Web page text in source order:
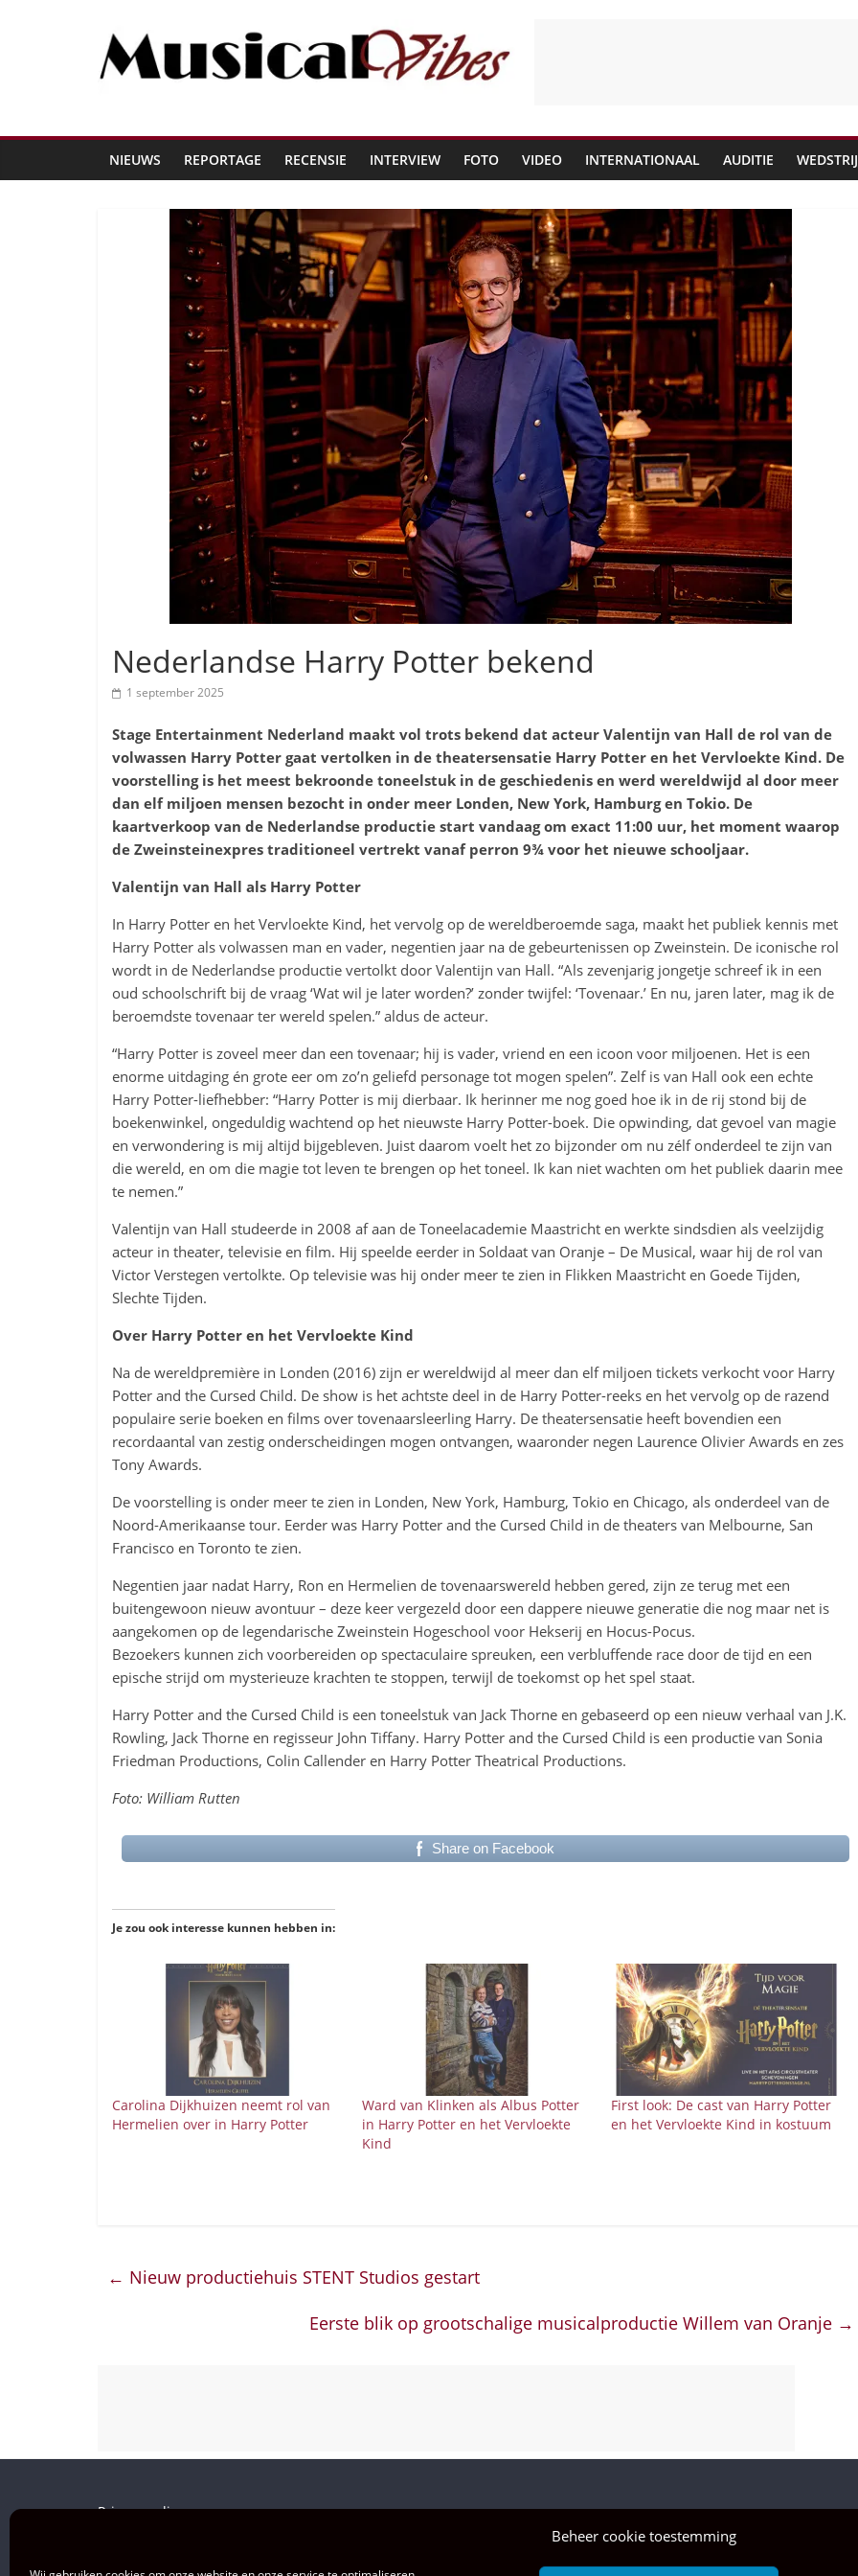
Beheer cookie toestemming
NIEUWS REPORTAGE RECENSIE INTERVIEW FOTO VIDEO INTERNATIONAAL AUDITIE
Nederlandse Harry Potter bekend
1 september 2025
Stage Entertainment Nederland maakt vol trots bekend dat acteur Valentijn van Hall de rol van de
volwassen Harry Potter gaat vertolken in de theatersensatie Harry Potter en het Vervloekte Kind. De
voorstelling is het meest bekroonde toneelstuk in de geschiedenis en werd wereldwijd al door meer
dan elf miljoen mensen bezocht in onder meer Londen, New York, Hamburg en Tokio. De
kaartverkoop van de Nederlandse productie start vandaag om exact 11:00 uur, het moment waarop
de Zweinsteinexpres traditioneel vertrekt vanaf perron 9¾ voor het nieuwe schooljaar.
Valentijn van Hall als Harry Potter
In Harry Potter en het Vervloekte Kind, het vervolg op de wereldberoemde saga, maakt het publiek kennis met
Harry Potter als volwassen man en vader, negentien jaar na de gebeurtenissen op Zweinstein. De iconische rol
wordt in de Nederlandse productie vertolkt door Valentijn van Hall. “Als zevenjarig jongetje schreef ik in een
oud schoolschrift bij de vraag ‘Wat wil je later worden?’ zonder twijfel: ‘Tovenaar.’ En nu, jaren later, mag ik de
beroemdste tovenaar ter wereld spelen.” aldus de acteur.
“Harry Potter is zoveel meer dan een tovenaar; hij is vader, vriend en een icoon voor miljoenen. Het is een
enorme uitdaging én grote eer om zo’n geliefd personage tot mogen spelen”. Zelf is van Hall ook een echte
Harry Potter-liefhebber: “Harry Potter is mij dierbaar. Ik herinner me nog goed hoe ik in de rij stond bij de
boekenwinkel, ongeduldig wachtend op het nieuwste Harry Potter-boek. Die opwinding, dat gevoel van magie
en verwondering is mij altijd bijgebleven. Juist daarom voelt het zo bijzonder om nu zélf onderdeel te zijn van
die wereld, en om die magie tot leven te brengen op het toneel. Ik kan niet wachten om het publiek daarin mee
te nemen.”
Valentijn van Hall studeerde in 2008 af aan de Toneelacademie Maastricht en werkte sindsdien als veelzijdig
acteur in theater, televisie en film. Hij speelde eerder in Soldaat van Oranje – De Musical, waar hij de rol van
Victor Verstegen vertolkte. Op televisie was hij onder meer te zien in Flikken Maastricht en Goede Tijden,
Slechte Tijden.
Over Harry Potter en het Vervloekte Kind
Na de wereldpremière in Londen (2016) zijn er wereldwijd al meer dan elf miljoen tickets verkocht voor Harry
Potter and the Cursed Child. De show is het achtste deel in de Harry Potter-reeks en het vervolg op de razend
populaire serie boeken en films over tovenaarsleerling Harry. De theatersensatie heeft bovendien een
recordaantal van zestig onderscheidingen mogen ontvangen, waaronder negen Laurence Olivier Awards en zes
Tony Awards.
De voorstelling is onder meer te zien in Londen, New York, Hamburg, Tokio en Chicago, als onderdeel van de
Noord-Amerikaanse tour. Eerder was Harry Potter and the Cursed Child in de theaters van Melbourne, San
Francisco en Toronto te zien.
Negentien jaar nadat Harry, Ron en Hermelien de tovenaarswereld hebben gered, zijn ze terug met een
buitengewoon nieuw avontuur – deze keer vergezeld door een dappere nieuwe generatie die nog maar net is
aangekomen op de legendarische Zweinstein Hogeschool voor Hekserij en Hocus-Pocus.
Bezoekers kunnen zich voorbereiden op spectaculaire spreuken, een verbluffende race door de tijd en een
epische strijd om mysterieuze krachten te stoppen, terwijl de toekomst op het spel staat.
Harry Potter and the Cursed Child is een toneelstuk van Jack Thorne en gebaseerd op een nieuw verhaal van J.K.
Rowling, Jack Thorne en regisseur John Tiffany. Harry Potter and the Cursed Child is een productie van Sonia
Friedman Productions, Colin Callender en Harry Potter Theatrical Productions.
Foto: William Rutten
Share on Facebook
Je zou ook interesse kunnen hebben in:
Carolina Dijkhuizen neemt rol van
Hermelien over in Harry Potter
Ward van Klinken als Albus Potter
in Harry Potter en het Vervloekte
Kind
First look: De cast van Harry Potter
en het Vervloekte Kind in kostuum
← Nieuw productiehuis STENT Studios gestart
Eerste blik op grootschalige musicalproductie Willem van Oranje →
Privacy policy